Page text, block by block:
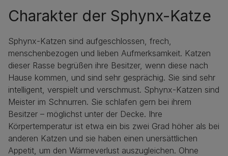
Charakter der Sphynx-Katze
Sphynx-Katzen sind aufgeschlossen, frech,
menschenbezogen und lieben Aufmerksamkeit. Katzen
dieser Rasse begrüßen ihre Besitzer, wenn diese nach
Hause kommen, und sind sehr gesprächig. Sie sind sehr
intelligent, verspielt und verschmust. Sphynx-Katzen sind
Meister im Schnurren. Sie schlafen gern bei ihrem
Besitzer – möglichst unter der Decke. Ihre
Körpertemperatur ist etwa ein bis zwei Grad höher als bei
anderen Katzen und sie haben einen unersättlichen
Appetit, um den Wärmeverlust auszugleichen. Ohne